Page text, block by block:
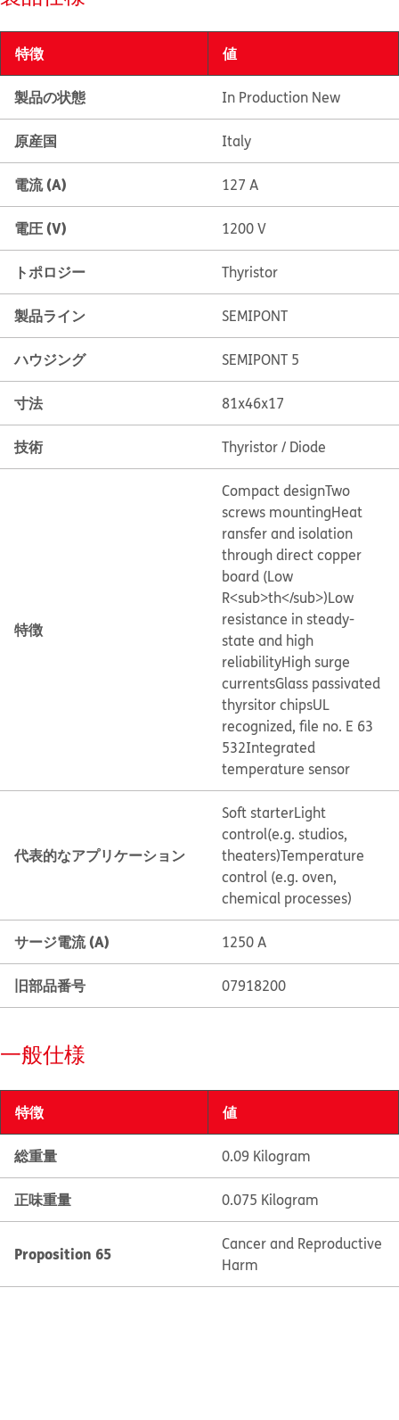
特徴 値
製品の状態 In Production New
原産国 Italy
電流 (A) 127 A
電圧 (V) 1200 V
トポロジー Thyristor
製品ライン SEMIPONT
ハウジング SEMIPONT 5
寸法 81x46x17
技術 Thyristor / Diode
特徴
Compact designTwo
screws mountingHeat
ransfer and isolation
through direct copper
board (Low
R<sub>th</sub>)Low
resistance in steady-
state and high
reliabilityHigh surge
currentsGlass passivated
thyrsitor chipsUL
recognized, file no. E 63
532Integrated
temperature sensor
代表的なアプリケーション
Soft starterLight
control(e.g. studios,
theaters)Temperature
control (e.g. oven,
chemical processes)
サージ電流 (A) 1250 A
旧部品番号 07918200
一般仕様
特徴 値
総重量 0.09 Kilogram
正味重量 0.075 Kilogram
Proposition 65
Cancer and Reproductive
Harm